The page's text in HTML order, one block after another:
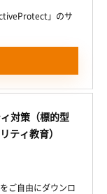
」のサ
対策（標的型
ティ教育）
ご自由にダウンロ